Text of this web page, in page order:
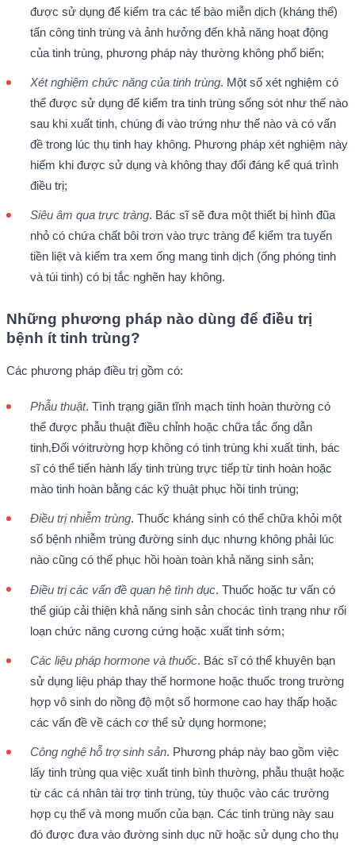
được sử dụng để kiểm tra các tế bào miễn dịch (kháng thể)
tấn công tinh trùng và ảnh hưởng đến khả năng hoạt động
của tinh trùng, phương pháp này thường không phổ biến;
Xét nghiệm chức năng của tinh trùng. Một số xét nghiệm có
thể được sử dụng để kiểm tra tinh trùng sống sót như thế nào
sau khi xuất tinh, chúng đi vào trứng như thế nào và có vấn
đề trong lúc thụ tinh hay không. Phương pháp xét nghiệm này
hiếm khi được sử dụng và không thay đổi đáng kể quá trình
điều trị;
Siêu âm qua trực tràng. Bác sĩ sẽ đưa một thiết bị hình đũa
nhỏ có chứa chất bôi trơn vào trực tràng để kiểm tra tuyến
tiền liệt và kiểm tra xem ống mang tinh dịch (ống phóng tinh
và túi tinh) có bị tắc nghẽn hay không.
Những phương pháp nào dùng để điều trị
bệnh ít tinh trùng?
Các phương pháp điều trị gồm có:
Phẫu thuật. Tình trạng giãn tĩnh mạch tinh hoàn thường có
thể được phẫu thuật điều chỉnh hoặc chữa tắc ống dẫn
tinh.Đối vớitrường hợp không có tinh trùng khi xuất tinh, bác
sĩ có thể tiến hành lấy tinh trùng trực tiếp từ tinh hoàn hoặc
mào tinh hoàn bằng các kỹ thuật phục hồi tinh trùng;
Điều trị nhiễm trùng. Thuốc kháng sinh có thể chữa khỏi một
số bệnh nhiễm trùng đường sinh dục nhưng không phải lúc
nào cũng có thể phục hồi hoàn toàn khả năng sinh sản;
Điều trị các vấn đề quan hệ tình dục. Thuốc hoặc tư vấn có
thể giúp cải thiện khả năng sinh sản chocác tình trạng như rối
loạn chức năng cương cứng hoặc xuất tinh sớm;
Các liệu pháp hormone và thuốc. Bác sĩ có thể khuyên bạn
sử dụng liệu pháp thay thế hormone hoặc thuốc trong trường
hợp vô sinh do nồng độ một số hormone cao hay thấp hoặc
các vấn đề về cách cơ thể sử dụng hormone;
Công nghệ hỗ trợ sinh sản. Phương pháp này bao gồm việc
lấy tinh trùng qua việc xuất tinh bình thường, phẫu thuật hoặc
từ các cá nhân tài trợ tinh trùng, tùy thuộc vào các trường
hợp cụ thể và mong muốn của bạn. Các tinh trùng này sau
đó được đưa vào đường sinh dục nữ hoặc sử dụng cho thụ